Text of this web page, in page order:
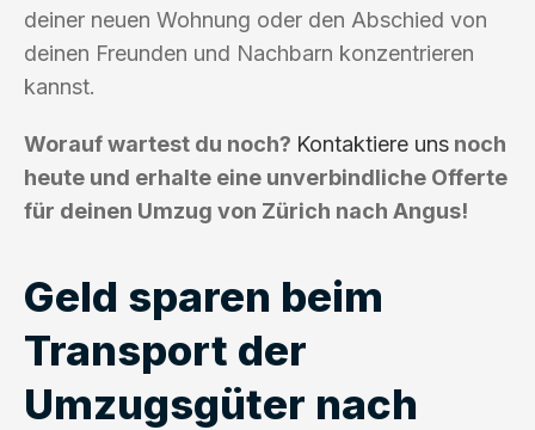
deiner neuen Wohnung oder den Abschied von
deinen Freunden und Nachbarn konzentrieren
kannst.
Worauf wartest du noch? Kontaktiere uns noch
heute und erhalte eine unverbindliche Offerte
für deinen Umzug von Zürich nach Angus!
Geld sparen beim
Transport der
Umzugsgüter nach